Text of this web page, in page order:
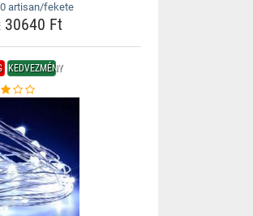
artisan/fekete
30640 Ft
KEDVEZMÉNY